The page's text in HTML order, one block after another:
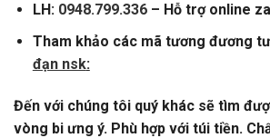
LH: 0948.799.336– Hỗ trợ online
Tham khảo các mã tương đương
đạn nsk:
Đến với chúng tôi quý khác sẽ tìm
vòng bi ưng ý. Phù hợp với túi tiền.